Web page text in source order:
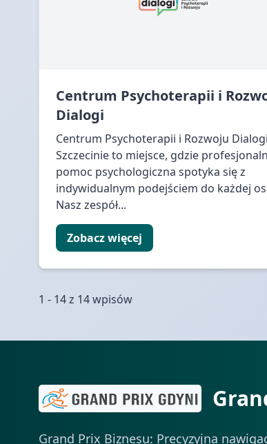
Centrum Psychoterapii i
Dialogi
Centrum Psychoterapii i Rozwoju
Szczecinie to miejsce, gdzie
pomoc psychologiczna spotyka się z
indywidualnym podejściem do każdej
Nasz zespół...
Zobacz więcej
1 - 14 z 14 wpisów
Grand Prix Biznesu: Precyzyjna